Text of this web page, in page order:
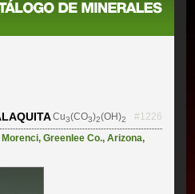
Cu3(CO3)2(OH)2
#1226
Morenci,Greenlee Co.,Arizona,